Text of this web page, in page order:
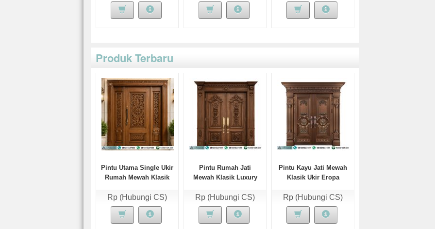
Produk Terbaru
Pintu Utama Single Ukir
Rumah Mewah Klasik
Rp (Hubungi CS)
Pintu Rumah Jati
Mewah Klasik Luxury
Rp (Hubungi CS)
Pintu Kayu Jati Mewah
Klasik Ukir Eropa
Rp (Hubungi CS)